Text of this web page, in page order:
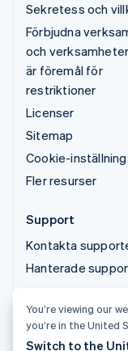
Sekretess och
Förbjudna
och
är föremål för
restriktioner
Licenser
Sitemap
Cookie-
Fler resurser
Support
Kontakta
Hanterade
© 2026 Stripe,
You’re viewing our
you’re in the United
Switch to the